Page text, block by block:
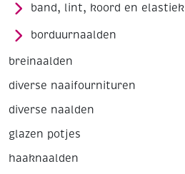
band, lint, koord en elastiek
borduurnaalden
breinaalden
diverse naaifournituren
diverse naalden
glazen potjes
haaknaalden